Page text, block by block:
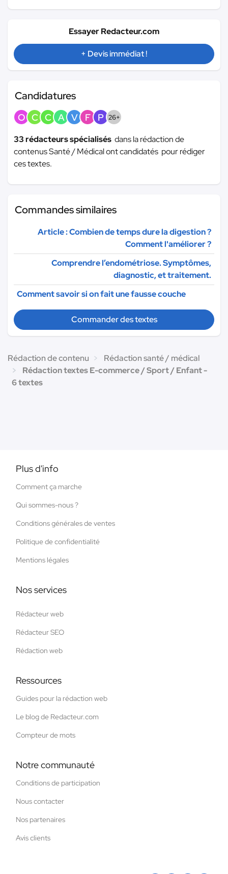
Essayer Redacteur.com
+ Devis immédiat !
Candidatures
O C C A V F P 26+
33 rédacteurs spécialisés dans la rédaction de
contenus Santé / Médical ont candidatés pour rédiger
ces textes.
Commandes similaires
Article : Combien de temps dure la digestion ?
Comment l'améliorer ?
Comprendre l’endométriose. Symptômes,
diagnostic, et traitement.
Comment savoir si on fait une fausse couche
Commander des textes
Rédaction de contenu
Rédaction santé / médical
Rédaction textes E-commerce / Sport / Enfant -
6 textes
Plus d'info
Comment ça marche
Qui sommes-nous ?
Conditions générales de ventes
Politique de confidentialité
Mentions légales
Nos services
Rédacteur web
Rédacteur SEO
Rédaction web
Ressources
Guides pour la rédaction web
Le blog de Redacteur.com
Compteur de mots
Notre communauté
Conditions de participation
Nous contacter
Nos partenaires
Avis clients